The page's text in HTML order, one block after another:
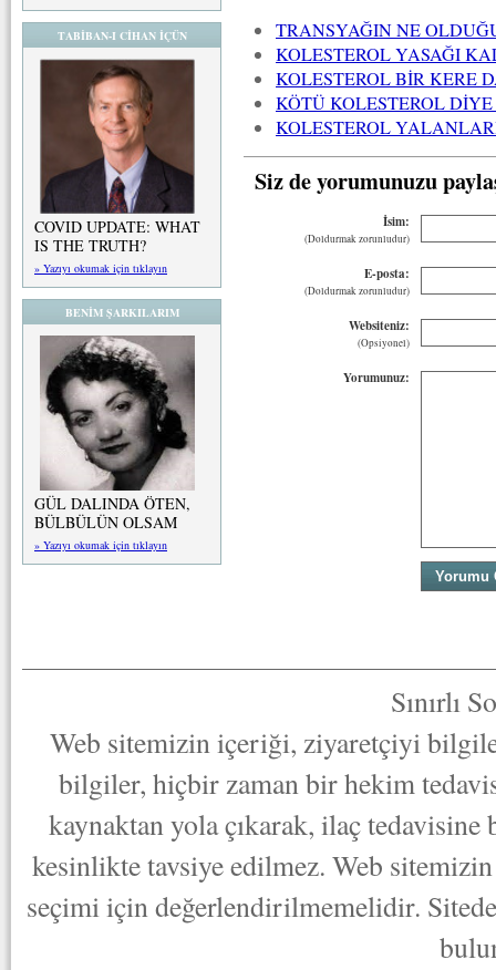
TABİBAN-I CİHAN İÇÜN
COVID UPDATE: WHAT
IS THE TRUTH?
» Yazıyı okumak için tıklayın
BENİM ŞARKILARIM
GÜL DALINDA ÖTEN,
BÜLBÜLÜN OLSAM
» Yazıyı okumak için tıklayın
TRANSYAĞIN NE
KOLESTEROL YASAĞI
KOLESTEROL BİR KERE
KÖTÜ KOLESTEROL
KOLESTEROL
Siz de yorumunuzu
İsim:
(Doldurmak zorunludur)
E-posta:
(Doldurmak zorunludur)
Websiteniz:
(Opsiyonel)
Yorumunuz:
Sınırlı
Web sitemizin içeriği, ziyaretçiyi
bilgiler, hiçbir zaman bir hekim
kaynaktan yola çıkarak, ilaç
kesinlikte tavsiye edilmez. Web
seçimi için değerlendirilmemelidir.